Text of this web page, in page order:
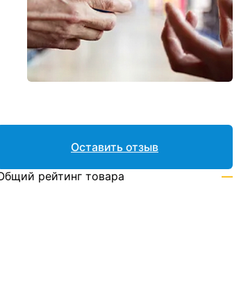
Оставить отзыв
рейтинг товара —